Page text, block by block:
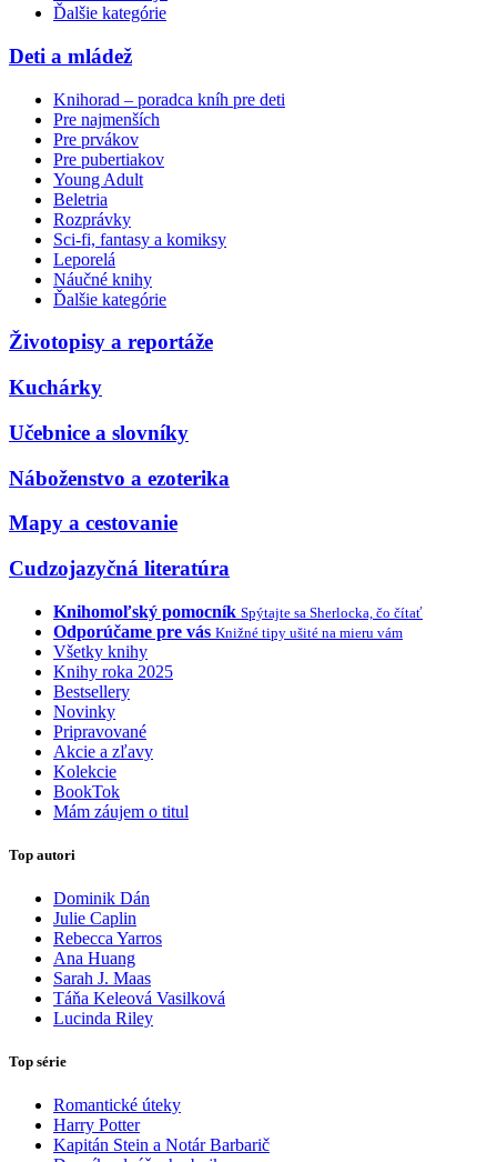
Ďalšie kategórie
Deti a mládež
Knihorad – poradca kníh pre deti
Pre najmenších
Pre prvákov
Pre pubertiakov
Young Adult
Beletria
Rozprávky
Sci-fi, fantasy a komiksy
Leporelá
Náučné knihy
Ďalšie kategórie
Životopisy a reportáže
Kuchárky
Učebnice a slovníky
Náboženstvo a ezoterika
Mapy a cestovanie
Cudzojazyčná literatúra
Knihomoľský pomocník Spýtajte sa Sherlocka, čo čítať
Odporúčame pre vás Knižné tipy ušité na mieru vám
Všetky knihy
Knihy roka 2025
Bestsellery
Novinky
Pripravované
Akcie a zľavy
Kolekcie
BookTok
Mám záujem o titul
Top autori
Dominik Dán
Julie Caplin
Rebecca Yarros
Ana Huang
Sarah J. Maas
Táňa Keleová Vasilková
Lucinda Riley
Top série
Romantické úteky
Harry Potter
Kapitán Stein a Notár Barbarič